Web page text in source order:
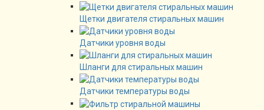
Щетки двигателя стиральных машин
Датчики уровня воды
Шланги для стиральных машин
Датчики температуры воды